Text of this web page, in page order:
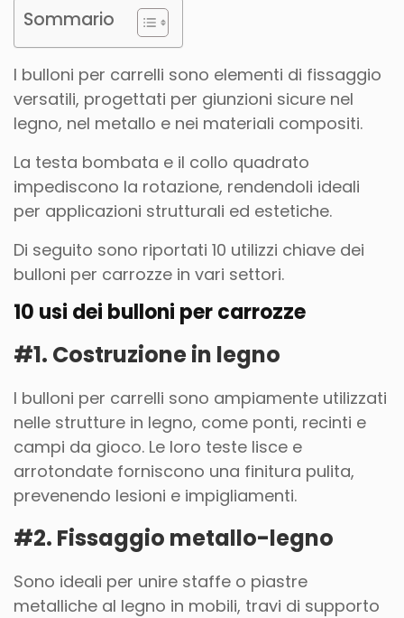
Sommario
I bulloni per carrelli sono elementi di fissaggio
versatili, progettati per giunzioni sicure nel
legno, nel metallo e nei materiali compositi.
La testa bombata e il collo quadrato
impediscono la rotazione, rendendoli ideali
per applicazioni strutturali ed estetiche.
Di seguito sono riportati 10 utilizzi chiave dei
bulloni per carrozze in vari settori.
10 usi dei bulloni per carrozze
#1. Costruzione in legno
I bulloni per carrelli sono ampiamente utilizzati
nelle strutture in legno, come ponti, recinti e
campi da gioco. Le loro teste lisce e
arrotondate forniscono una finitura pulita,
prevenendo lesioni e impigliamenti.
#2. Fissaggio metallo-legno
Sono ideali per unire staffe o piastre
metalliche al legno in mobili, travi di supporto